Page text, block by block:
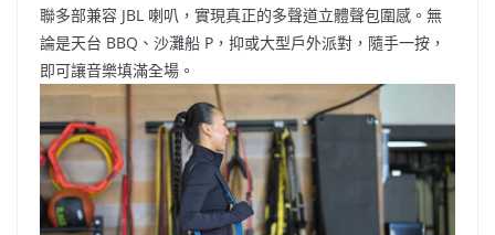
聯多部兼容 JBL 喇叭，實現真正的多聲道立體聲包圍感。無
論是天台 BBQ、沙灘船 P，抑或大型戶外派對，隨手一按，
即可讓音樂填滿全場。